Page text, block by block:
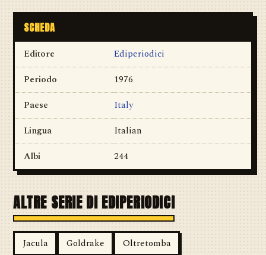
SCHEDA
Editore
Ediperiodici
Periodo
1976
Paese
Italy
Lingua
Italian
Albi
244
ALTRE SERIE DI EDIPERIODICI
Jacula Goldrake Oltretomba